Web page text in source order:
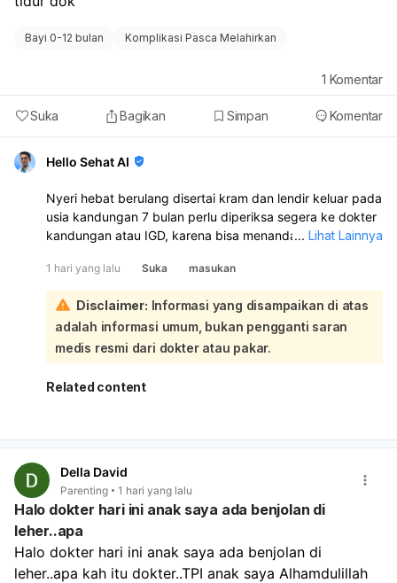
Bayi 0-12 bulan Komplikasi Pasca Melahirkan
Suka Bagikan Simpan Komentar
1 Komentar
Hello Sehat AI
Nyeri hebat berulang disertai kram dan lendir keluar pada
usia kandungan 7 bulan perlu diperiksa segera ke dokter
kandungan atau IGD, karena bisa menandakan kontraksi
kalau nyerinya makin sering, teratur, atau disertai keluar
cairan/pendarahan. Untuk sementara, Anda bisa coba
istirahat miring ke kiri, atur napas pelan, minum air cukup,
dan hindari aktivitas berat. Kompres hangat ringan di
punggung juga bisa membantu, tetapi jangan minum obat
nyeri sembarangan tanpa anjuran dokter. Jika ada
perdarahan, air ketuban merembes, gerak janin
... Lihat Lainnya
1 hari yang lalu Suka masukan
Disclaimer: Informasi yang disampaikan di atas
adalah informasi umum, bukan pengganti saran
medis resmi dari dokter atau pakar.
Related content
Della David
Parenting 1 hari yang lalu
Halo dokter hari ini anak saya ada benjolan di
leher..apa
Halo dokter hari ini anak saya ada benjolan di
leher..apa kah itu dokter..TPI anak saya Alhamdulillah